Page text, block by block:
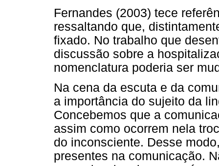
Fernandes (2003) tece
ressaltando que,
fixado. No trabalho que
discussão sobre a
nomenclatura poderia ser
Na cena da escuta e da
a importância do sujeito da
Concebemos que a
assim como ocorrem nela
do inconsciente. Desse
presentes na comunicação.